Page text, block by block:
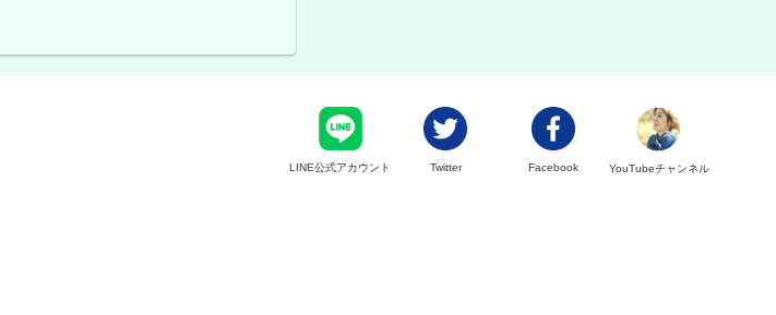
LINE公式アカウント Twitter Facebook YouTubeチャンネル